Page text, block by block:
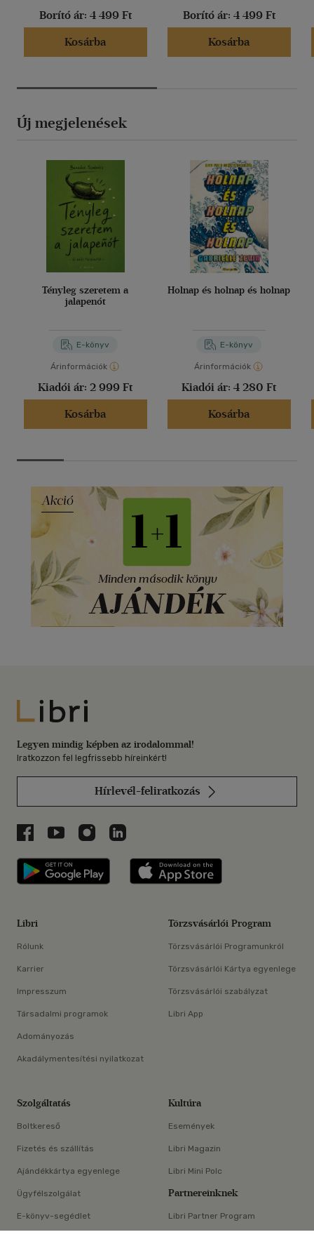
Borító ár: 4 499 Ft
Kosárba
Borító ár: 4 499 Ft
Kosárba
Új megjelenések
Tényleg szeretem a
jalapenót
E-könyv
Árinformációk
Kiadói ár: 2 999 Ft
Kosárba
Holnap és holnap és holnap
E-könyv
Árinformációk
Kiadói ár: 4 280 Ft
Kosárba
×
Libri
Legyen mindig képben az irodalommal!
Iratkozzon fel legfrissebb híreinkért!
Hírlevél-feliratkozás
Libri a Facebookon
Libri a Youtube-on
Libri az Instagramon
Libri a LinkedInen
Libri applikáció Szerezd meg: Google
Libri
Rólunk
Karrier
Impresszum
Társadalmi programok
Adományozás
Akadálymentesítési nyilatkozat
Törzsvásárlói Program
Törzsvásárlói Programunkról
Törzsvásárlói Kártya egyenlege
Törzsvásárlói szabályzat
Libri App
Szolgáltatás
Boltkereső
Fizetés és szállítás
Ajándékkártya egyenlege
Ügyfélszolgálat
E-könyv-segédlet
Kultúra
Események
Libri Magazin
Libri Mini Polc
Partnereinknek
Libri Partner Program